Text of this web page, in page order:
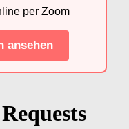
per Zoom
ansehen